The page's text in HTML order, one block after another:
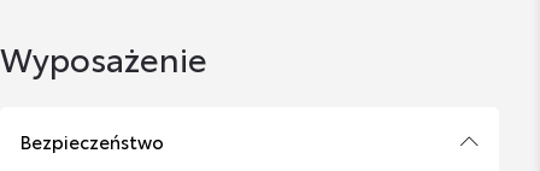
Wyposażenie
Bezpieczeństwo